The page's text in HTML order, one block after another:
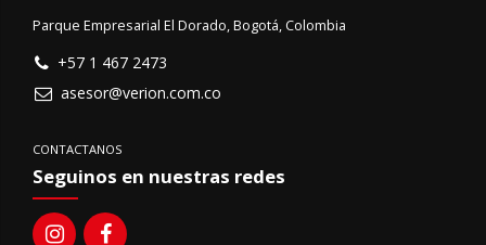
Parque Empresarial El Dorado, Bogotá, Colombia
+57 1 467 2473
asesor@verion.com.co
CONTACTANOS
Seguinos en nuestras redes